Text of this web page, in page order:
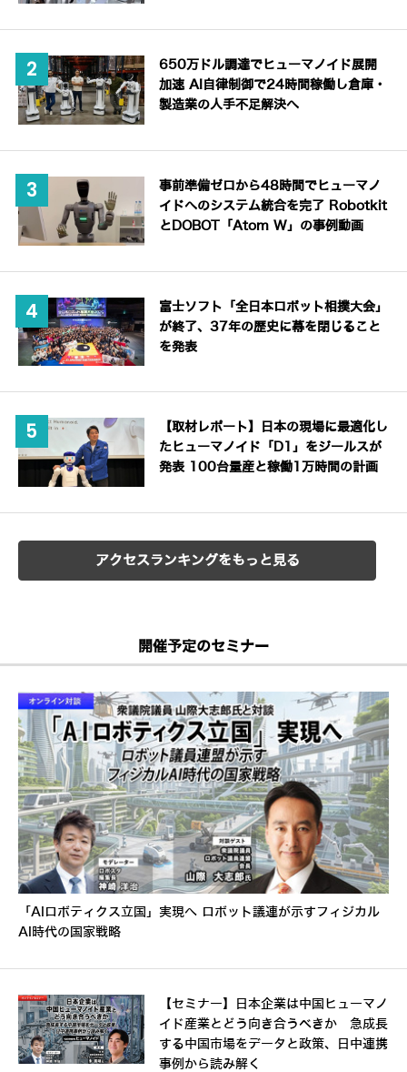
650万ドル調達でヒューマノイド展開
加速 AI自律制御で24時間稼働し倉庫・
製造業の人手不足解決へ
事前準備ゼロから48時間でヒューマノ
イドへのシステム統合を完了 Robotkit
とDOBOT「Atom W」の事例動画
富士ソフト「全日本ロボット相撲大会」
が終了、37年の歴史に幕を閉じること
を発表
【取材レポート】日本の現場に最適化し
たヒューマノイド「D1」をジールスが
発表 100台量産と稼働1万時間の計画
アクセスランキングをもっと見る
開催予定のセミナー
「AIロボティクス立国」実現へ ロボット議連が示すフィジカル
AI時代の国家戦略
【セミナー】日本企業は中国ヒューマノ
イド産業とどう向き合うべきか 急成長
する中国市場をデータと政策、日中連携
事例から読み解く